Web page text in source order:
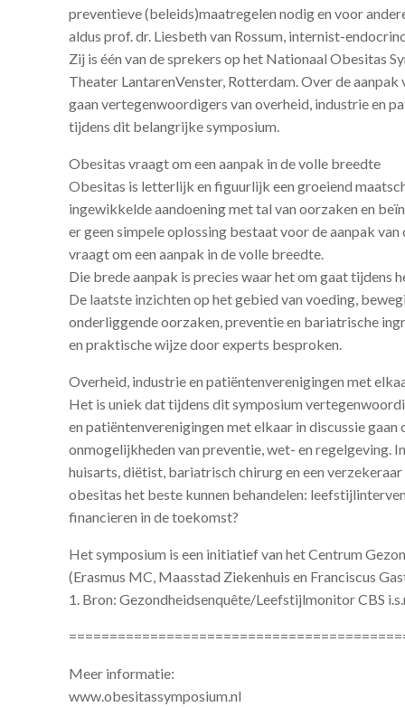
preventieve (beleids)maatregelen nodig en voor
aldus prof. dr. Liesbeth van Rossum, internist-
Zij is één van de sprekers op het Nationaal Obesitas
Theater LantarenVenster, Rotterdam. Over de
gaan vertegenwoordigers van overheid, industrie en
tijdens dit belangrijke symposium.
Obesitas vraagt om een aanpak in de volle breedte
Obesitas is letterlijk en figuurlijk een groeiend
ingewikkelde aandoening met tal van oorzaken en
er geen simpele oplossing bestaat voor de aanpak
vraagt om een aanpak in de volle breedte.
Die brede aanpak is precies waar het om gaat tijdens
De laatste inzichten op het gebied van voeding,
onderliggende oorzaken, preventie en bariatrische
en praktische wijze door experts besproken.
Overheid, industrie en patiëntenverenigingen met
Het is uniek dat tijdens dit symposium
en patiëntenverenigingen met elkaar in discussie gaan
onmogelijkheden van preventie, wet- en regelgeving.
huisarts, diëtist, bariatrisch chirurg en een
obesitas het beste kunnen behandelen:
financieren in de toekomst?
Het symposium is een initiatief van het Centrum
(Erasmus MC, Maasstad Ziekenhuis en Franciscus
1. Bron: Gezondheidsenquête/Leefstijlmonitor CBS
Meer informatie:
www.obesitassymposium.nl